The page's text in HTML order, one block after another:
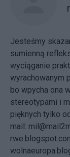
Jesteśmy
sumienną
wyciąganie
wyrachowanym
bo wpycha ona
stereotypami i
pięknych tylko
mail: